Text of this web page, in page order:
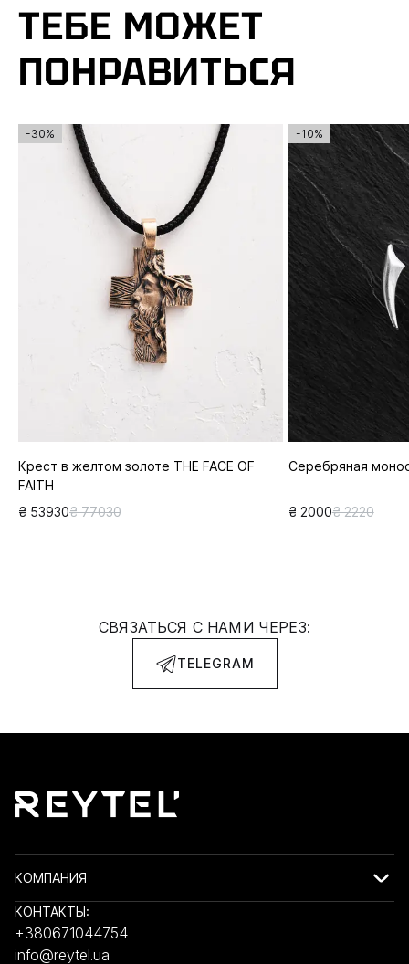
ТЕБЕ МОЖЕТ
ПОНРАВИТЬСЯ
-30%
Крест в желтом золоте THE FACE OF
FAITH
₴ 53930₴ 77030
-10%
Серебряная
₴ 2000₴ 2220
СВЯЗАТЬСЯ С НАМИ ЧЕРЕЗ:
TELEGRAM
КОМПАНИЯ
КОНТАКТЫ:
+380671044754
info@reytel.ua